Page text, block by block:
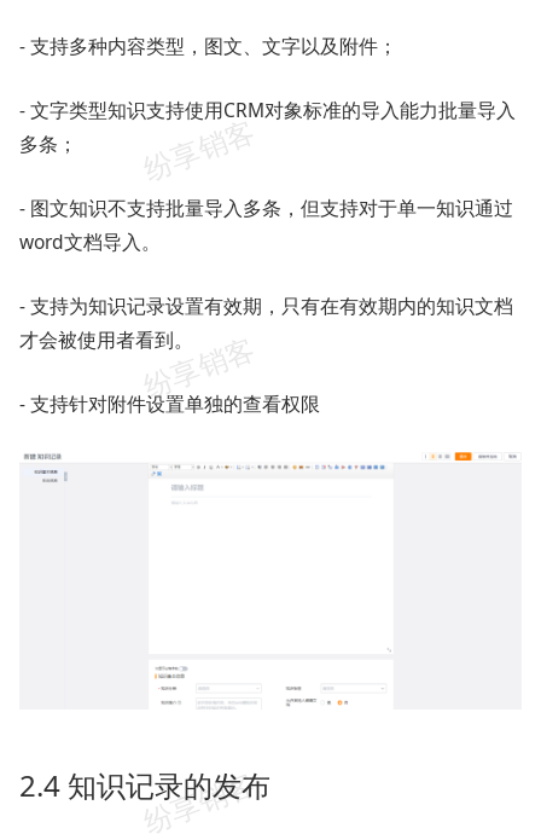
- 支持多种内容类型，图文、文字以及附件；
- 文字类型知识支持使用CRM对象标准的导入能力批量导入
多条；
- 图文知识不支持批量导入多条，但支持对于单一知识通过
word文档导入。
- 支持为知识记录设置有效期，只有在有效期内的知识文档
才会被使用者看到。
- 支持针对附件设置单独的查看权限
2.4 知识记录的发布